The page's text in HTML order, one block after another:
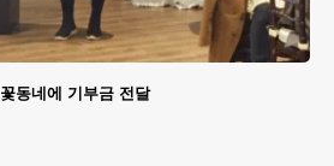
꽃동네에 기부금 전달